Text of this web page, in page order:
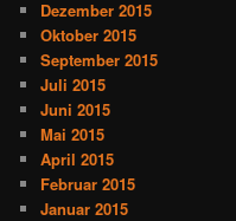
Dezember 2015
Oktober 2015
September 2015
Juli 2015
Juni 2015
Mai 2015
April 2015
Februar 2015
Januar 2015